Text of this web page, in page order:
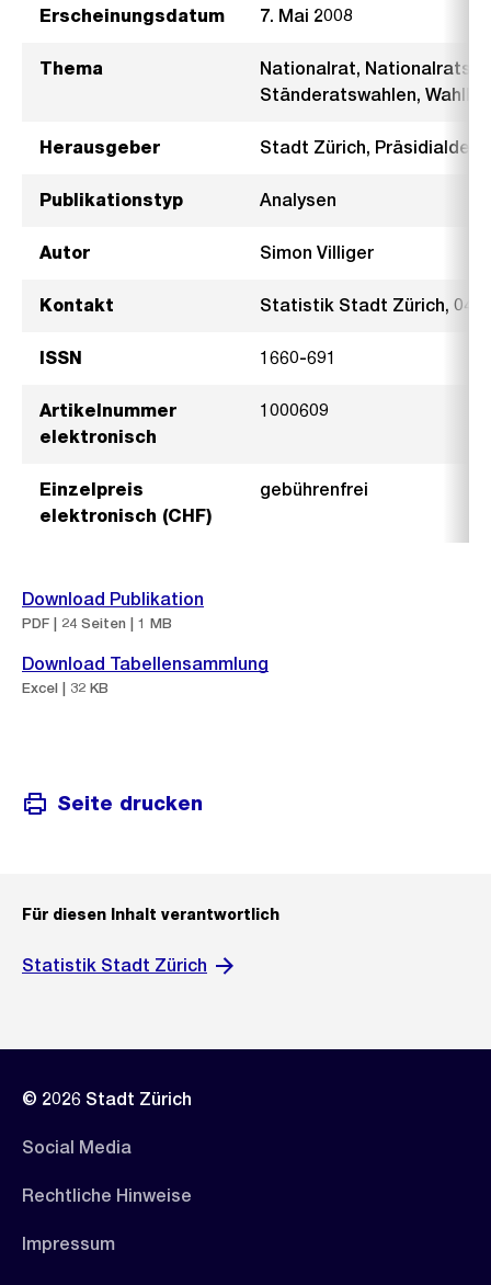
Erscheinungsdatum 7. Mai 2008
Thema
Nationalrat,
Ständeratswahlen,
Herausgeber Stadt Zürich,
Publikationstyp Analysen
Autor Simon Villiger
Kontakt Statistik Stadt Zürich, 044
ISSN 1660-691
Artikelnummer
elektronisch
1000609
Einzelpreis
elektronisch (CHF)
gebührenfrei
Download Publikation
PDF | 24 Seiten | 1 MB
Download Tabellensammlung
Excel | 32 KB
Seite drucken
Für diesen Inhalt verantwortlich
Statistik Stadt Zürich
© 2026 Stadt Zürich
Social Media
Rechtliche Hinweise
Impressum